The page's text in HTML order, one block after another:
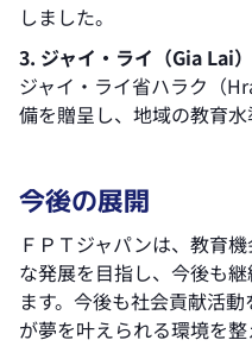
しました。
3. ジャイ・ライ（Gia Lai
ジャイ・ライ省ハラク（
備を贈呈し、地域の教育水
今後の展開
ＦＰＴジャパンは、教育
な発展を目指し、今後も
ます。今後も社会貢献活
が夢を叶えられる環境を整